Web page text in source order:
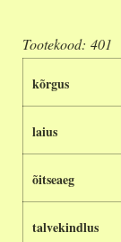
Tootekood: 401
kõrgus
laius
õitseaeg
talvekindlus